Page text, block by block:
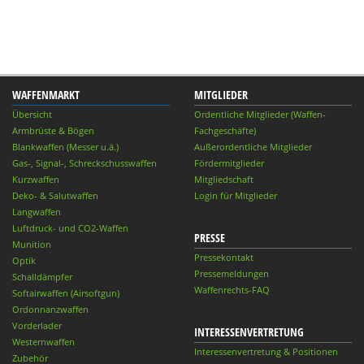
WAFFENMARKT
Übersicht
Armbrüste & Bögen
Blankwaffen (Messer u.ä.)
Gas-, Signal-, Schreckschusswaffen
Kurzwaffen
Deko- & Salutwaffen
Langwaffen
Luftdruck- und CO2-Waffen
Munition
Optik
Schalldämpfer
Softairwaffen (Airsoftgun)
Ordonnanzwaffen
Vorderlader
Westernwaffen
Zubehör
MITGLIEDER
Ordentliche Mitglieder (Waffen-
Fachgeschäfte)
Außerordentliche Mitglieder
Fördermitglieder
Mitgliedschaft
Login für Mitglieder
PRESSE
Pressekontakt
Pressemeldungen
Waffenrechts-FAQ
INTERESSENVERTRETUNG
Interessenvertretung & Positionen